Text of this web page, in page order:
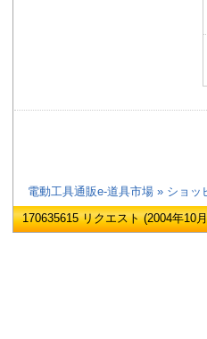
電動工具通販e-道具市場 » ショッ
170635615 リクエスト (2004年10